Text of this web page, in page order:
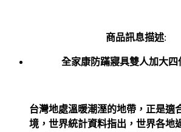
商品訊息描述:
全家康防蹣寢具雙人加大四
台灣地處溫暖潮溼的地帶，正是適
境，世界統計資料指出，世界各地